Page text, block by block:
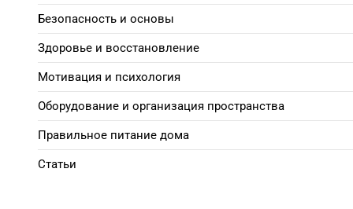
Безопасность и основы
Здоровье и восстановление
Мотивация и психология
Оборудование и организация пространства
Правильное питание дома
Статьи